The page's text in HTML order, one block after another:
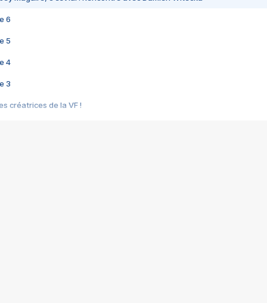
6
5
4
3
créatrices de la VF !